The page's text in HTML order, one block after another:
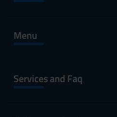
Menu
Services and Faq